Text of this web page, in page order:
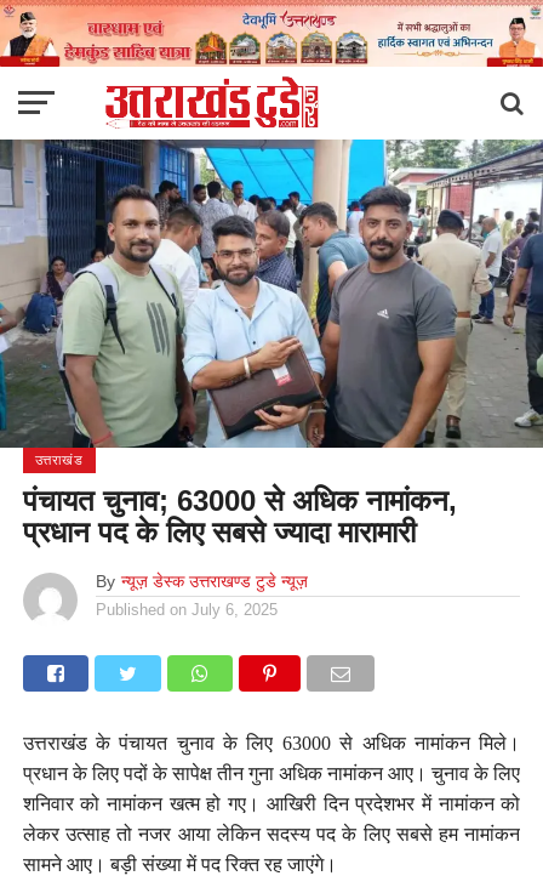
उत्तराखंड
पंचायत चुनाव; 63000 से अधिक नामांकन,
प्रधान पद के लिए सबसे ज्यादा मारामारी
By न्यूज़ डेस्क उत्तराखण्ड टुडे न्यूज़
Published on July 6, 2025
उत्तराखंड के पंचायत चुनाव के लिए 63000 से अधिक नामांकन मिले।
प्रधान के लिए पदों के सापेक्ष तीन गुना अधिक नामांकन आए। चुनाव के लिए
शनिवार को नामांकन खत्म हो गए। आखिरी दिन प्रदेशभर में नामांकन को
लेकर उत्साह तो नजर आया लेकिन सदस्य पद के लिए सबसे हम नामांकन
सामने आए। बड़ी संख्या में पद रिक्त रह जाएंगे।